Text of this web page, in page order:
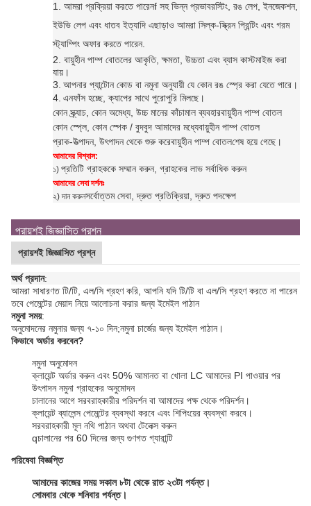
1. আমরা প্রক্রিয়া করতে পারেনf সহ ভিন্ন প্রভাবরস্টিং, রঙ লেপ, ইনজেকশন,
ইউভি লেপ এবং ধাতব ইত্যাদি এছাড়াও আমরা সিল্ক-স্ক্রিন প্রিন্টিং এবং গরম
স্ট্যাম্পিং অফার করতে পারেন.
2. বায়ুহীন পাম্প বোতলের আকৃতি, ক্ষমতা, উচ্চতা এবং ব্যাস কাস্টমাইজ করা
যায়।
3. আপনার প্যান্টোন কোড বা নমুনা অনুযায়ী যে কোন রঙ স্প্রে করা যেতে পারে।
4. এনফাঁস হচ্ছে, ক্যাপের সাথে পুরোপুরি মিলছে।
কোন স্ক্র্যাচ, কোন অমেধ্য, উচ্চ মানের কাঁচামাল ব্যবহারবায়ুহীন পাম্প বোতল
কোন স্প্লে, কোন স্পেক / বুদবুদ আমাদের মধ্যেবায়ুহীন পাম্প বোতল
প্রাক-উত্পাদন, উৎপাদন থেকে শুরু করেবায়ুহীন পাম্প বোতলশেষ হয়ে গেছে।
আমাদের বিশ্বাস:
১) প্রতিটি গ্রাহককে সম্মান করুন, গ্রাহকের লাভ সর্বাধিক করুন
আমাদের সেবা দর্শনঃ
২) দান করুনসর্বোত্তম সেবা, দ্রুত প্রতিক্রিয়া, দ্রুত পদক্ষেপ
প্রায়শই জিজ্ঞাসিত প্রশ্ন
প্রায়শই জিজ্ঞাসিত প্রশ্ন
অর্থ প্রদান:
আমরা সাধারণত টি/টি, এল/সি গ্রহণ করি, আপনি যদি টি/টি বা এল/সি গ্রহণ করতে না পারেন
তবে পেমেন্টের মেয়াদ নিয়ে আলোচনা করার জন্য ইমেইল পাঠান
নমুনা সময়:
অনুমোদনের নমুনার জন্য ৭-১০ দিন;নমুনা চার্জের জন্য ইমেইল পাঠান।
কিভাবে অর্ডার করবেন?
নমুনা অনুমোদন
ক্লায়েন্ট অর্ডার করুন এবং 50% আমানত বা খোলা LC আমাদের PI পাওয়ার পর
উৎপাদন নমুনা গ্রাহকের অনুমোদন
চালানের আগে সরবরাহকারীর পরিদর্শন বা আমাদের পক্ষ থেকে পরিদর্শন।
ক্লায়েন্ট ব্যালেন্স পেমেন্টের ব্যবস্থা করবে এবং শিপিংয়ের ব্যবস্থা করবে।
সরবরাহকারী মূল নথি পাঠান অথবা টেলেক্স করুন
qচালানের পর 60 দিনের জন্য গুণগত গ্যারান্টি
পরিষেবা বিজ্ঞপ্তি
আমাদের কাজের সময় সকাল ৮টা থেকে রাত ২৩টা পর্যন্ত।
সোমবার থেকে শনিবার পর্যন্ত।